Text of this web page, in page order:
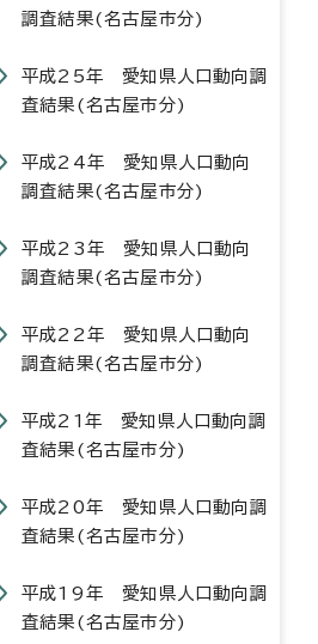
調査結果(名古屋市分)
平成25年 愛知県人口動向調
査結果(名古屋市分)
平成24年 愛知県人口動向
調査結果(名古屋市分)
平成23年 愛知県人口動向
調査結果(名古屋市分)
平成22年 愛知県人口動向
調査結果(名古屋市分)
平成21年 愛知県人口動向調
査結果(名古屋市分)
平成20年 愛知県人口動向調
査結果(名古屋市分)
平成19年 愛知県人口動向調
査結果(名古屋市分)